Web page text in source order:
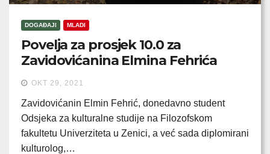
DOGAĐAJI MLADI
Povelja za prosjek 10.0 za
Zavidovićanina Elmina Fehrića
OKT 29, 2021
Zavidovićanin Elmin Fehrić, donedavno student
Odsjeka za kulturalne studije na Filozofskom
fakultetu Univerziteta u Zenici, a već sada diplomirani
kulturolog,…